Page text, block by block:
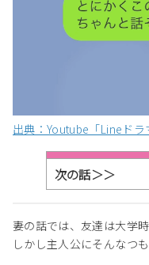
出典：Youtube「Lineドラ
次の話＞＞
妻の話では、友達は大学
しかし主人公にそんなつ